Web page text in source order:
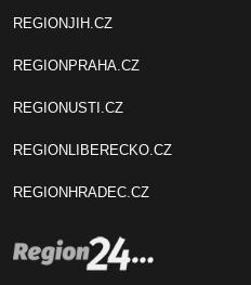
REGIONJIH.CZ
REGIONPRAHA.CZ
REGIONUSTI.CZ
REGIONLIBERECKO.CZ
REGIONHRADEC.CZ